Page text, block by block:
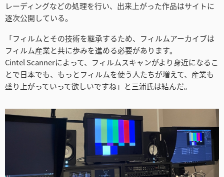
レーディングなどの処理を行い、出来上がった作品はサイトに
逐次公開している。
「フィルムとその技術を継承するため、フィルムアーカイブは
フィルム産業と共に歩みを進める必要があります。
Cintel Scannerによって、フィルムスキャンがより身近になるこ
とで日本でも、もっとフィルムを使う人たちが増えて、産業も
盛り上がっていって欲しいですね」と三浦氏は結んだ。